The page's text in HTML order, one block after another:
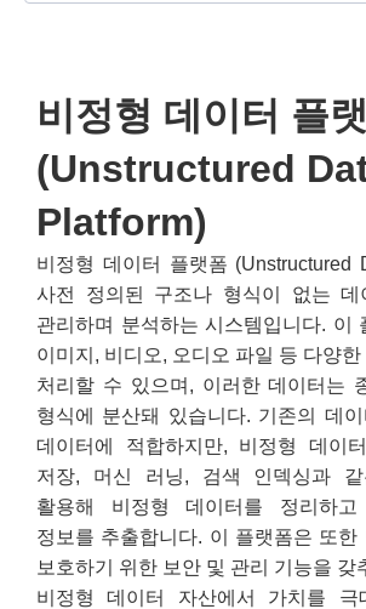
비정형 데이터 플
(Unstructured
Platform)
비정형 데이터 플랫폼 (Unstructured
사전 정의된 구조나 형식이 없는 데
관리하며 분석하는 시스템입니다. 이
이미지, 비디오, 오디오 파일 등 다양
처리할 수 있으며, 이러한 데이터는
형식에 분산돼 있습니다. 기존의 데
데이터에 적합하지만, 비정형 데이
저장, 머신 러닝, 검색 인덱싱과
활용해 비정형 데이터를 정리하
정보를 추출합니다. 이 플랫폼은 또한
보호하기 위한 보안 및 관리 기능을 갖
비정형 데이터 자산에서 가치를 극